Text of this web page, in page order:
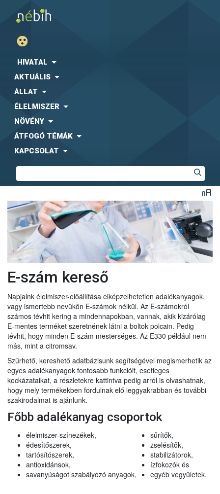
HIVATAL
AKTUÁLIS
ÁLLAT
ÉLELMISZER
NÖVÉNY
ÁTFOGÓ TÉMÁK
KAPCSOLAT
E-szám kereső
Napjaink élelmiszer-előállítása elképzelhetetlen adalékanyagok,
vagy ismertebb nevükön E-számok nélkül. Az E-számokról
számos tévhit kering a mindennapokban, vannak, akik kizárólag
E-mentes terméket szeretnének látni a boltok polcain. Pedig
tévhit, hogy minden E-szám mesterséges. Az E330 például nem
más, mint a citromsav.
Szűrhető, kereshető adatbázisunk segítségével megismerhetik az
egyes adalékanyagok fontosabb funkcióit, esetleges
kockázataikat, a részletekre kattintva pedig arról is olvashatnak,
hogy mely termékekben fordulnak elő leggyakrabban és további
szakirodalmat is ajánlunk.
Főbb adalékanyag csoportok
élelmiszer-színezékek,
édesítőszerek,
tartósítószerek,
antioxidánsok,
savanyúságot szabályozó anyagok,
sűrítők,
zselésítők,
stabilizátorok,
ízfokozók és
egyéb vegyületek.